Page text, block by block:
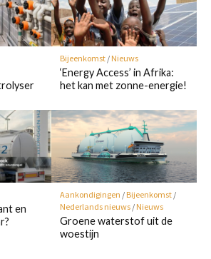
Bijeenkomst/ Nieuws
‘Energy Access’ in Afrika:
het kan met zonne-energie!
en
Aankondigingen / Bijeenkomst/
Nederlands nieuws/ Nieuws
Groene waterstof uit de
woestijn